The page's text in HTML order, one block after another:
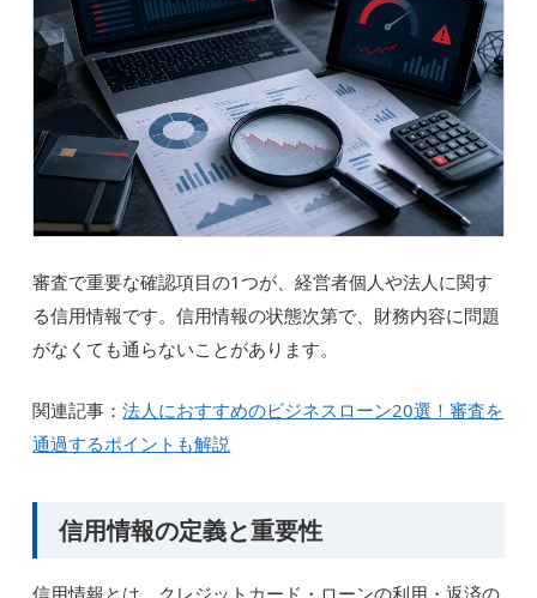
審査で重要な確認項目の1つが、経営者個人や法人に関す
る信用情報です。信用情報の状態次第で、財務内容に問題
がなくても通らないことがあります。
関連記事：法人におすすめのビジネスローン20選！審査を
通過するポイントも解説
信用情報の定義と重要性